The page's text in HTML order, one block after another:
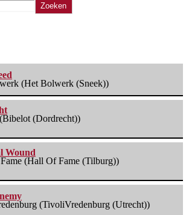
Zoeken
(Het Bolwerk (Sneek))
(Dordrecht))
Wound
(Hall Of Fame (Tilburg))
(TivoliVredenburg (Utrecht))